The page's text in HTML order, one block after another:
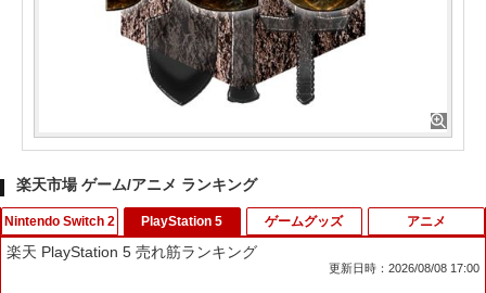
楽天市場 ゲーム/アニメ ランキング
Nintendo Switch 2 PlayStation 5
楽天 PlayStation 5 売れ筋ランキング
更新日時：2026/08/08 17:00
ゲームグッズ アニメ